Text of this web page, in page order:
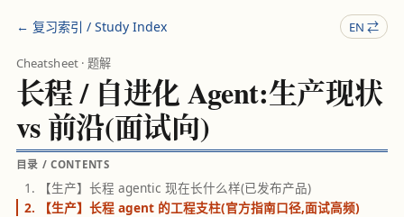
← 复习索引 / Study Index EN ⇄
Cheatsheet · 题解
长程 / 自进化 Agent:生产现状
vs 前沿(面试向)
目录 / CONTENTS
1. 【生产】长程 agentic 现在长什么样(已发布产品)
2. 【生产】长程 agent 的工程支柱(官方指南口径,面试高频)